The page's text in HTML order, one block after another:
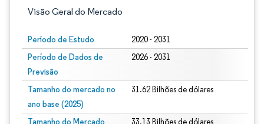
Visão Geral do Mercado
Período de Estudo 2020 - 2031
Período de Dados de
Previsão
2026 - 2031
Tamanho do mercado no
ano base (2025)
31.62 Bilhões de dólares
Tamanho do Mercado
33.13 Bilhões de dólares